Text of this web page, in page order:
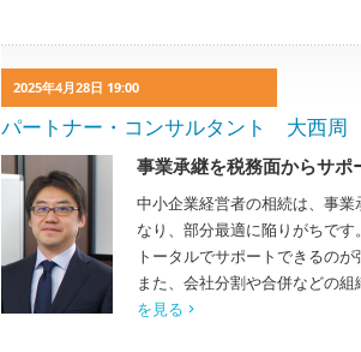
2025年4月28日 19:00
パートナー・コンサルタント 大西
事業承継を税務面からサポ
中小企業経営者の相続は、事
なり、部分最適に陥りがちで
トータルでサポートできるのが
また、会社分割や合併などの
を見る